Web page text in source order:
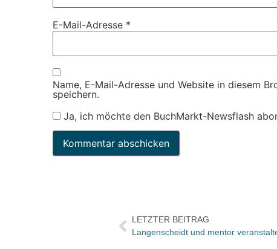
E-Mail-Adresse *
Name, E-Mail-Adresse und Website in diesem
speichern.
Ja, ich möchte den BuchMarkt-Newsflash
LETZTER BEITRAG